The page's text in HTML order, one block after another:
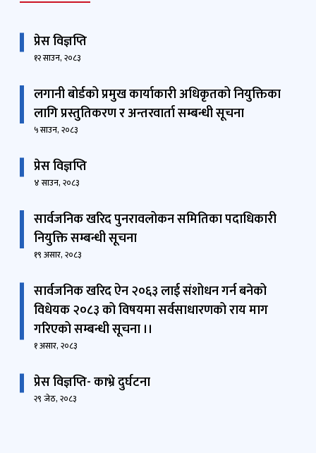
प्रेस विज्ञप्ति
१२ साउन, २०८३
लगानी बोर्डको प्रमुख कार्याकारी अधिकृतको नियुक्तिका
लागि प्रस्तुतिकरण र अन्तरवार्ता सम्बन्धी सूचना
५ साउन, २०८३
प्रेस विज्ञप्ति
४ साउन, २०८३
सार्वजनिक खरिद पुनरावलोकन समितिका पदाधिकारी
नियुक्ति सम्बन्धी सूचना
१९ असार, २०८३
सार्वजनिक खरिद ऐन २०६३ लाई संशोधन गर्न बनेको
विधेयक २०८३ को विषयमा सर्वसाधारणको राय माग
गरिएको सम्बन्धी सूचना ।।
१ असार, २०८३
प्रेस विज्ञप्ति- काभ्रे दुर्घटना
२९ जेठ, २०८३